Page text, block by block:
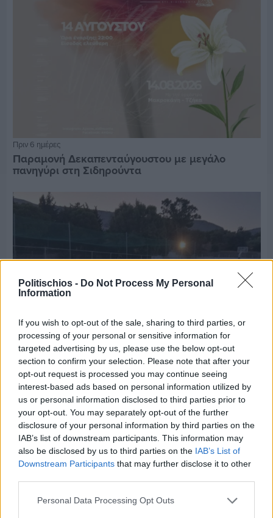
Politischios - Do Not Process My Personal
Information
If you wish to opt-out of the sale, sharing to third parties, or
processing of your personal or sensitive information for
targeted advertising by us, please use the below opt-out
section to confirm your selection. Please note that after your
opt-out request is processed you may continue seeing
interest-based ads based on personal information utilized by
us or personal information disclosed to third parties prior to
your opt-out. You may separately opt-out of the further
disclosure of your personal information by third parties on the
IAB’s list of downstream participants. This information may
also be disclosed by us to third parties on the IAB’s List of
Downstream Participants that may further disclose it to other
Personal Data Processing Opt Outs
Πριν 6 ημέρες
Παραμονή Δεκαπενταύγουστου με μεγάλο
πανηγύρι στη Σιδηρούντα
Πριν 6 ημέρες
70 χρόνια ιστορίας και συγκίνησης για το
Ανδρεάδειο Γυμνάσιο Βροντάδου